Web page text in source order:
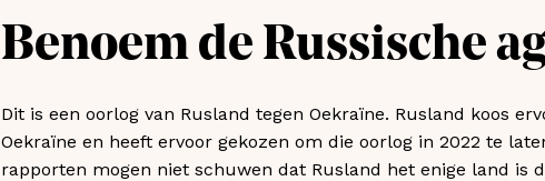
Benoem de Russische
Dit is een oorlog van Rusland tegen Oekraïne. Rusland koos
Oekraïne en heeft ervoor gekozen om die oorlog in 2022 te
rapporten mogen niet schuwen dat Rusland het enige land is